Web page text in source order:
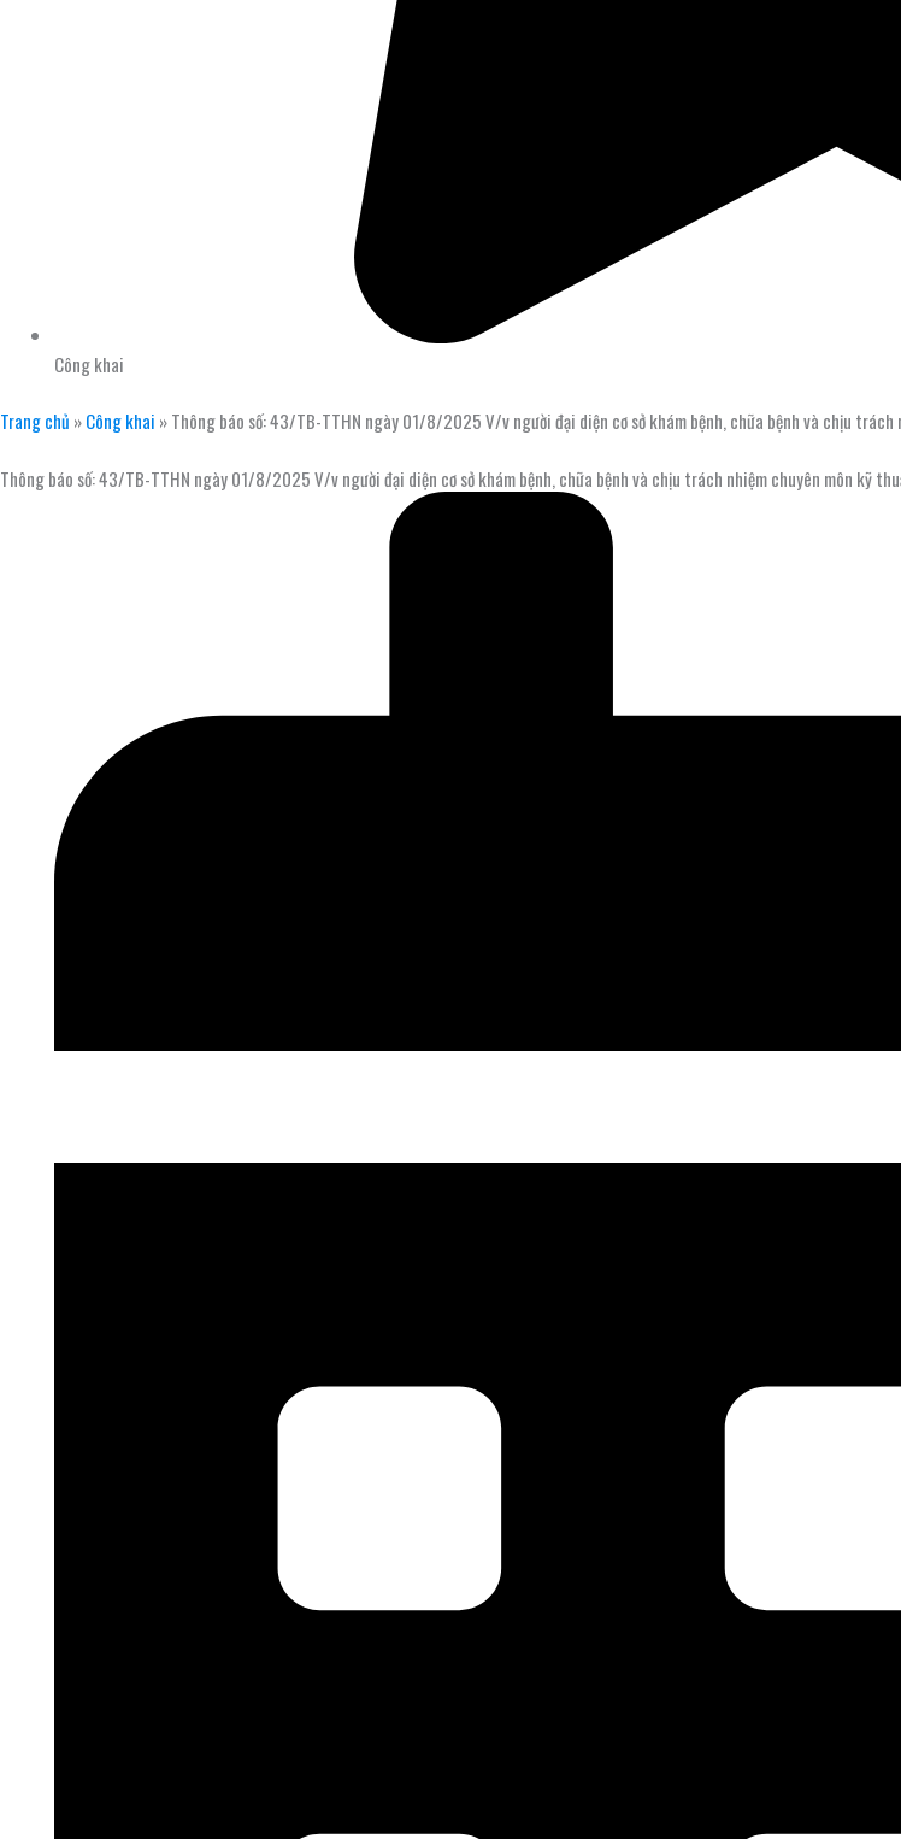
Công khai
Trang chủ »Công khai »Thông báo số: 43/TB-TTHN ngày 01/8/2025 V/v người đại diện cơ sở khám bệnh, chữa bệnh và chịu
Thông báo số: 43/TB-TTHN ngày 01/8/2025 V/v người đại diện cơ sở khám bệnh, chữa bệnh và chịu trách nhiệm chuyên môn kỹ